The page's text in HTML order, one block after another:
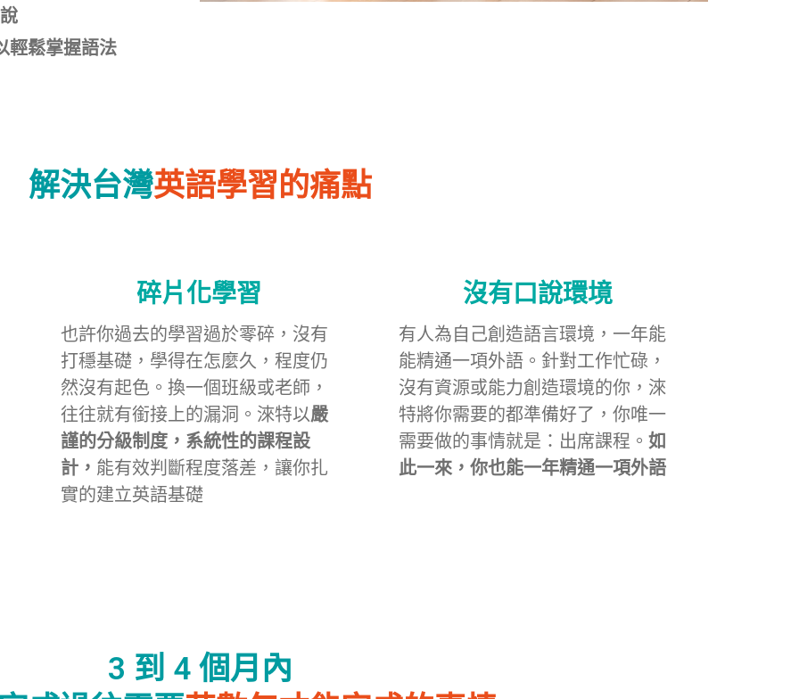
輕鬆掌握語法
解決台灣英語學習的痛點
碎片化學習
也許你過去的學習過於零碎，沒有
打穩基礎，學得在怎麼久，程度仍
然沒有起色。換一個班級或老師，
往往就有銜接上的漏洞。淶特以嚴
謹的分級制度，系統性的課程設
計， 能有效判斷程度落差，讓你扎
實的建立英語基礎
沒有口說環境
有人為自己創造語言環境，一年能
能精通一項外語。針對工作忙碌，
沒有資源或能力創造環境的你，淶
特將你需要的都準備好了，你唯一
需要做的事情就是：出席課程。如
此一來，你也能一年精通一項外語
3 到 4 個月內